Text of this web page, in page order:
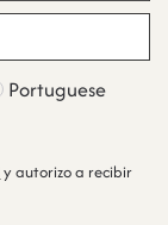
Portuguese
y autorizo a recibir